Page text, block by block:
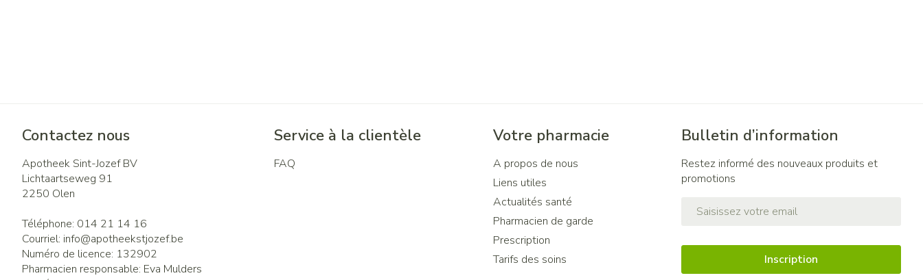
Contactez nous
Apotheek Sint-Jozef BV
Lichtaartseweg 91
2250 Olen
Téléphone: 014 21 14 16
Courriel: info@apotheekstjozef.be
Numéro de licence: 132902
Pharmacien responsable: Eva Mulders
Service à la clientèle
FAQ
Votre pharmacie
A propos de nous
Liens utiles
Actualités santé
Pharmacien de garde
Prescription
Tarifs des soins
Bulletin d’information
Restez informé des nouveaux produits et
promotions
Inscription